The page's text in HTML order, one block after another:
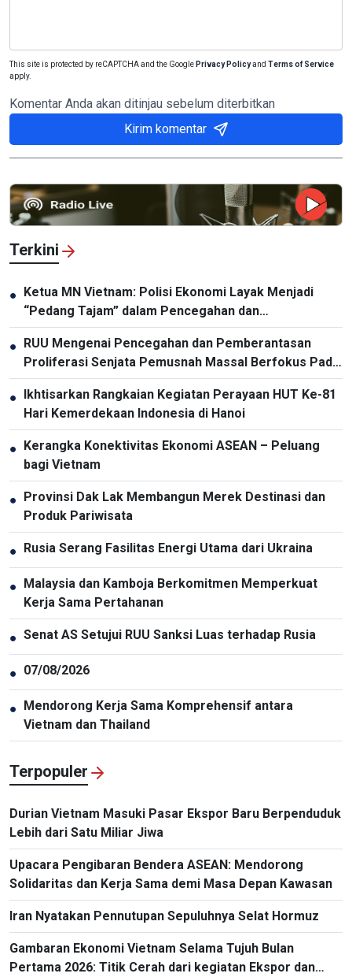
This site is protected by reCAPTCHA and the Google Privacy Policyand Terms of Service
apply.
Komentar Anda akan ditinjau sebelum diterbitkan
Kirim komentar
Terkini
● Ketua MN Vietnam: Polisi Ekonomi Layak Menjadi
“Pedang Tajam” dalam Pencegahan dan
Pemberantasan Kriminalitas
● RUU Mengenai Pencegahan dan Pemberantasan
Proliferasi Senjata Pemusnah Massal Berfokus Pada
Pencegahan dan Pelaksanaan Komitmen
Internasional oleh Vietnam
● Ikhtisarkan Rangkaian Kegiatan Perayaan HUT Ke-81
Hari Kemerdekaan Indonesia di Hanoi
● Kerangka Konektivitas Ekonomi ASEAN – Peluang
bagi Vietnam
● Provinsi Dak Lak Membangun Merek Destinasi dan
Produk Pariwisata
● Rusia Serang Fasilitas Energi Utama dari Ukraina
● Malaysia dan Kamboja Berkomitmen Memperkuat
Kerja Sama Pertahanan
● Senat AS Setujui RUU Sanksi Luas terhadap Rusia
● 07/08/2026
● Mendorong Kerja Sama Komprehensif antara
Vietnam dan Thailand
Terpopuler
Durian Vietnam Masuki Pasar Ekspor Baru Berpenduduk
Lebih dari Satu Miliar Jiwa
Upacara Pengibaran Bendera ASEAN: Mendorong
Solidaritas dan Kerja Sama demi Masa Depan Kawasan
Iran Nyatakan Pennutupan Sepuluhnya Selat Hormuz
Gambaran Ekonomi Vietnam Selama Tujuh Bulan
Pertama 2026: Titik Cerah dari kegiatan Ekspor dan